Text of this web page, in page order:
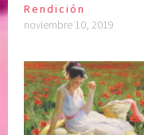
Rendición
noviembre 10, 2019